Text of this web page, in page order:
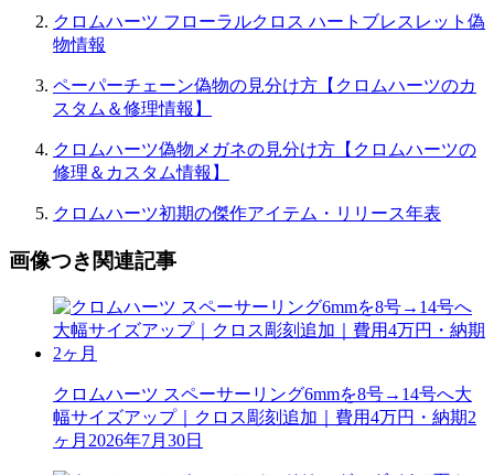
クロムハーツ フローラルクロス ハートブレスレット偽
物情報
ペーパーチェーン偽物の見分け方【クロムハーツのカ
スタム＆修理情報】
クロムハーツ偽物メガネの見分け方【クロムハーツの
修理＆カスタム情報】
クロムハーツ初期の傑作アイテム・リリース年表
画像つき関連記事
クロムハーツ スペーサーリング6mmを8号→14号へ大
幅サイズアップ｜クロス彫刻追加｜費用4万円・納期2
ヶ月 2026年7月30日